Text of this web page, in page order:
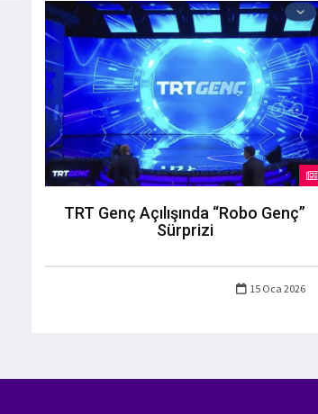
TRT Genç Açılışında “Robo Genç”
Sürprizi
15 Oca 2026